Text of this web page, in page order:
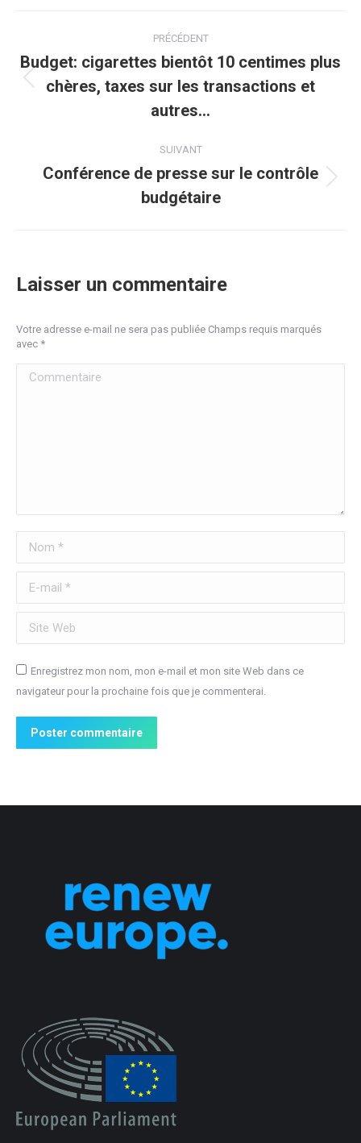
article
PRÉCÉDENT
Article
précédent
Budget: cigarettes bientôt 10 centimes plus
chères, taxes sur les transactions et
autres…
SUIVANT
suivant
Conférence de presse sur le contrôle
budgétaire
Laisser un commentaire
Votre adresse e-mail ne sera pas publiée Champs requis marqués
avec *
Commentaire
Nom *
E-mail *
Site Web
Enregistrez mon nom, mon e-mail et mon site Web dans ce
navigateur pour la prochaine fois que je commenterai.
Poster commentaire